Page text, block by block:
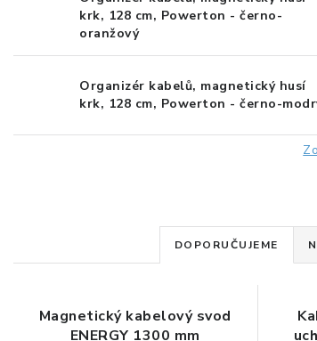
krk, 128 cm, Powerton - černo-
oranžový
Organizér kabelů, magnetický husí
krk, 128 cm, Powerton - černo-
Ř
a
z
DOPORUČUJEME
Magnetický kabelový svod
ENERGY 1300 mm